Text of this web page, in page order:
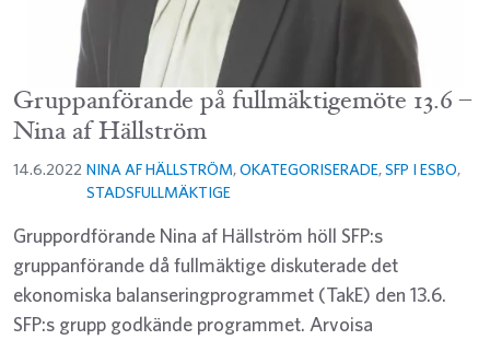
Gruppanförande på fullmäktigemöte 13.6 –
Nina af Hällström
14.6.2022 NINA AF HÄLLSTRÖM,OKATEGORISERADE,SFP I ESBO,
STADSFULLMÄKTIGE
Gruppordförande Nina af Hällström höll SFP:s
gruppanförande då fullmäktige diskuterade det
ekonomiska balanseringprogrammet (TakE) den 13.6.
SFP:s grupp godkände programmet. Arvoisa